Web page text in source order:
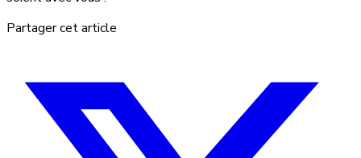
Partager cet article